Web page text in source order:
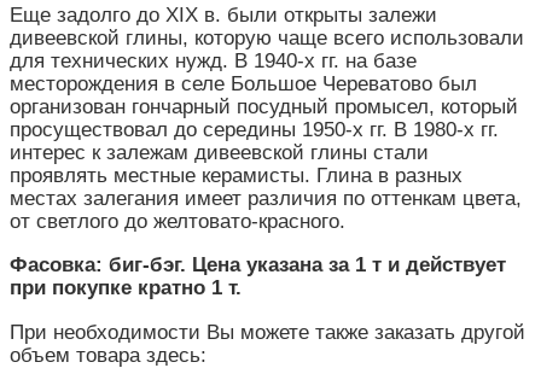
Еще задолго до ХIX в. были открыты залежи
дивеевской глины, которую чаще всего использовали
для технических нужд. В 1940-х гг. на базе
месторождения в селе Большое Череватово был
организован гончарный посудный промысел, который
просуществовал до середины 1950-х гг. В 1980-х гг.
интерес к залежам дивеевской глины стали
проявлять местные керамисты. Глина в разных
местах залегания имеет различия по оттенкам цвета,
от светлого до желтовато-красного.
Фасовка: биг-бэг. Цена указана за 1 т и действует
при покупке кратно 1 т.
При необходимости Вы можете также заказать другой
объем товара здесь: